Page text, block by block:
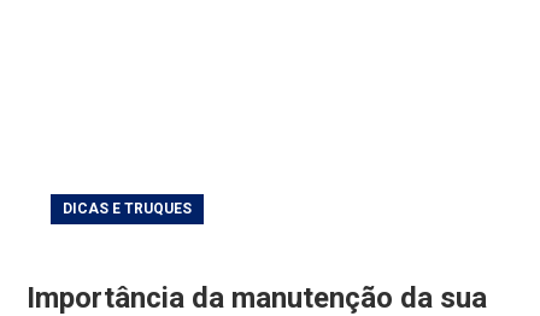
DICAS E TRUQUES
Importância da manutenção da sua